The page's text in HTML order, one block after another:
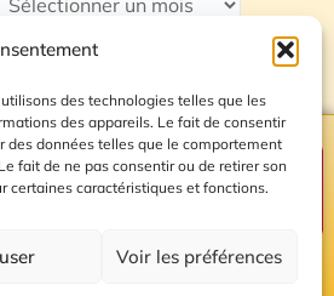
des technologies telles que les
des appareils. Le fait de consentir
données telles que le comportement
fait de ne pas consentir ou de retirer son
certaines caractéristiques et fonctions.
Voir les préférences